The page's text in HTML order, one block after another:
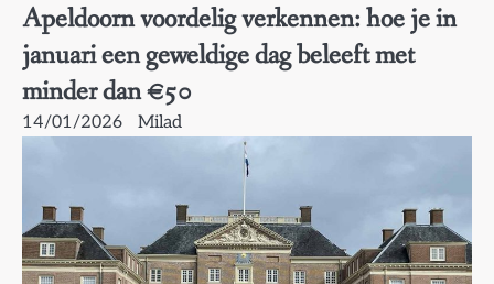
Apeldoorn voordelig verkennen: hoe je in
januari een geweldige dag beleeft met
minder dan €50
14/01/2026 Milad